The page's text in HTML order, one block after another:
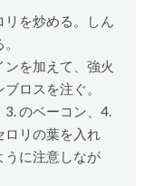
リを炒める。しん
を加えて、強火
ロスを注ぐ。
のベーコン、4.
ロリの葉を入れ
うに注意しなが